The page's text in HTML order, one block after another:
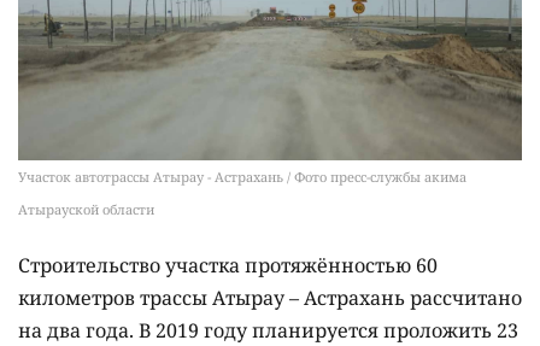
Участок автотрассы Атырау - Астрахань / Фото пресс-службы акима
Атырауской области
Строительство участка протяжённостью 60
километров трассы Атырау – Астрахань рассчитано
на два года. В 2019 году планируется проложить 23